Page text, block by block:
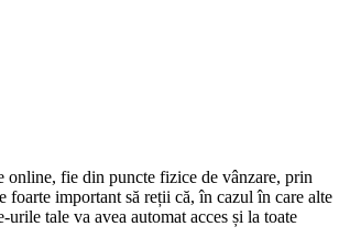
online, fie din puncte fizice de vânzare, prin
foarte important să reții că, în cazul în care alte
tale va avea automat acces și la toate